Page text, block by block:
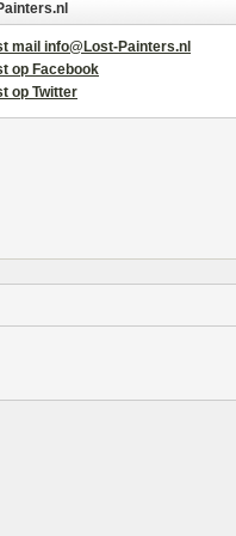
mail info@Lost-Painters.nl
op Facebook
op Twitter